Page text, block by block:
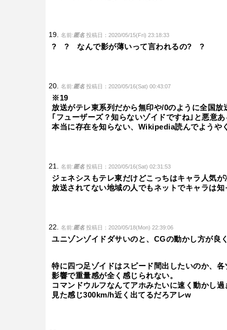
名前:匿名 投稿日：2020/05/15(Fri) 23:18:33
? ? なんで影が薄いって言われるの? ?
名前:匿名 投稿日：2020/05/16(Sat) 00:43:07
※19
放送がテレ東系列だから無印や/0のように全国放
｢フューザーズ？知らないゾイドですね｣と悪意
本当に存在を知らない、Wikipedia読んでようや
名前:匿名 投稿日：2020/05/16(Sat) 02:31:53
ジェネシスもテレ東だけどこっちはキャラ人気
放送されてない地域の人でもネットでキャラは
名前:匿名 投稿日：2020/05/18(Mon) 22:39:06
ユニゾンゾイドダサいのと、CGの動かし方が良
特に四つ足ゾイドはスピード間出したいのか、
影響で重量感が全く感じられない。
コマンドウルフなんてアホみたいに速く動かし
見た感じ300km/h近く出てるだろアレw